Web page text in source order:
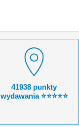
41938 punkty
wydawania ⭐⭐⭐⭐⭐